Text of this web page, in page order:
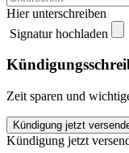
Hier unterschreiben
Signatur hochladen
Zeit sparen und
Kirchenzeitung
Aachen
Kündigung jetzt
Kündigung jetzt